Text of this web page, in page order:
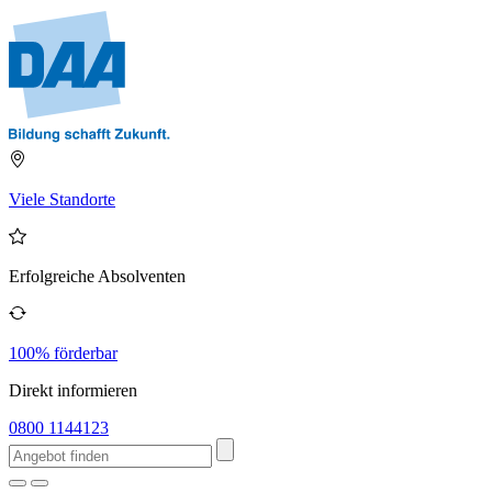
Viele Standorte
Erfolgreiche Absolventen
100% förderbar
Direkt informieren
0800 1144123